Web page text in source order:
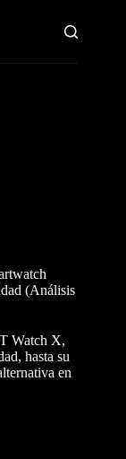
(Análisis
Watch X,
hasta su
en